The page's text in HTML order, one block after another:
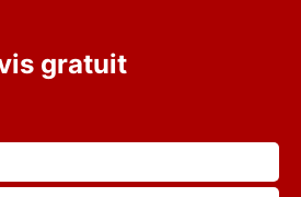
gratuit